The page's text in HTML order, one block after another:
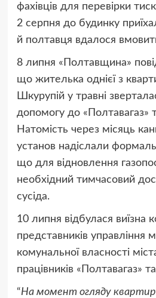
фахівців для перевірки
2 серпня до будинку
й полтавця вдалося
8 липня «Полтавщина»
що жителька однієї з
Шкурупій у травні
допомогу до «Полтавагаз»
Натомість через місяць
установ надіслали
що для відновлення
необхідний тимчасовий
сусіда.
10 липня відбулася виїзна
представників управління
комунальної власності
працівників «Полтавагаз»
“На момент огляду